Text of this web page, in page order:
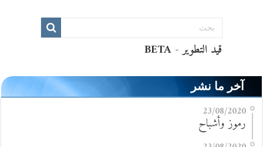
آخر ما نشر
23/08/2020
رموز وأشباح